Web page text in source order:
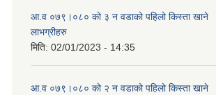
आ.व ०७९।०८० को ३ न‌‍ वडाको पहिलो किस्ता खाने
लाभग्रीहरु
मिति: 02/01/2023 - 14:35
आ.व ०७९।०८० को २ न‌‍ वडाको पहिलो किस्ता खाने